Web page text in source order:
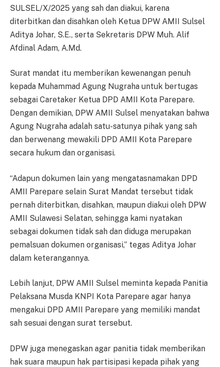
SULSEL/X/2025 yang sah dan diakui, karena
diterbitkan dan disahkan oleh Ketua DPW AMII Sulsel
Aditya Johar, S.E., serta Sekretaris DPW Muh. Alif
Afdinal Adam, A.Md.
Surat mandat itu memberikan kewenangan penuh
kepada Muhammad Agung Nugraha untuk bertugas
sebagai Caretaker Ketua DPD AMII Kota Parepare.
Dengan demikian, DPW AMII Sulsel menyatakan bahwa
Agung Nugraha adalah satu-satunya pihak yang sah
dan berwenang mewakili DPD AMII Kota Parepare
secara hukum dan organisasi.
“Adapun dokumen lain yang mengatasnamakan DPD
AMII Parepare selain Surat Mandat tersebut tidak
pernah diterbitkan, disahkan, maupun diakui oleh DPW
AMII Sulawesi Selatan, sehingga kami nyatakan
sebagai dokumen tidak sah dan diduga merupakan
pemalsuan dokumen organisasi,” tegas Aditya Johar
dalam keterangannya.
Lebih lanjut, DPW AMII Sulsel meminta kepada Panitia
Pelaksana Musda KNPI Kota Parepare agar hanya
mengakui DPD AMII Parepare yang memiliki mandat
sah sesuai dengan surat tersebut.
DPW juga menegaskan agar panitia tidak memberikan
hak suara maupun hak partisipasi kepada pihak yang